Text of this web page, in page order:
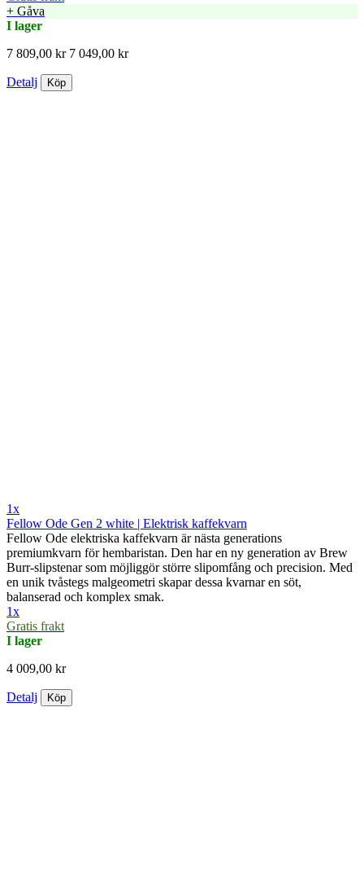
+ Gåva
I lager
7 809,00 kr 7 049,00 kr
Detalj Köp
1x
Fellow Ode Gen 2 white | Elektrisk kaffekvarn
Fellow Ode elektriska kaffekvarn är nästa generations
premiumkvarn för hembaristan. Den har en ny generation av Brew
Burr-slipstenar som möjliggör större slipomfång och precision. Med
en unik tvåstegs malgeometri skapar dessa kvarnar en söt,
balanserad och komplex smak.
1x
Gratis frakt
I lager
4 009,00 kr
Detalj Köp